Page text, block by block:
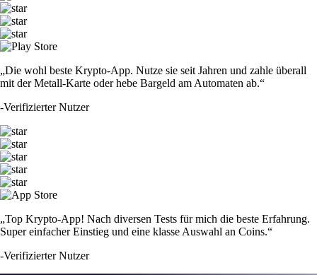
„Die wohl beste Krypto-App. Nutze sie seit Jahren und zahle überall
mit der Metall-Karte oder hebe Bargeld am Automaten ab.“
-Verifizierter Nutzer
„Top Krypto-App! Nach diversen Tests für mich die beste Erfahrung.
Super einfacher Einstieg und eine klasse Auswahl an Coins.“
-Verifizierter Nutzer